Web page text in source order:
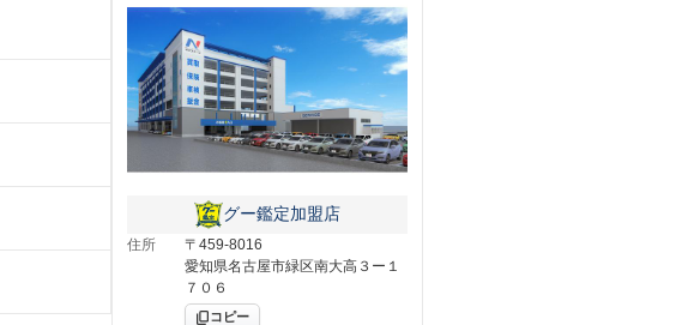
グー鑑定加盟店
住所
〒459-8016
愛知県名古屋市緑区南大高３ー１
７０６
コピー